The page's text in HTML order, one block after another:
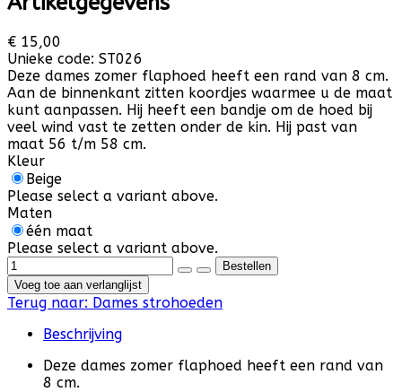
€ 15,00
Unieke code: ST026
Deze dames zomer flaphoed heeft een rand van 8 cm.
Aan de binnenkant zitten koordjes waarmee u de maat
kunt aanpassen. Hij heeft een bandje om de hoed bij
veel wind vast te zetten onder de kin. Hij past van
maat 56 t/m 58 cm.
Kleur
Beige
Please select a variant above.
Maten
één maat
Please select a variant above.
Voeg toe aan verlanglijst
Terug naar: Dames strohoeden
Beschrijving
Deze dames zomer flaphoed heeft een rand van
8 cm.